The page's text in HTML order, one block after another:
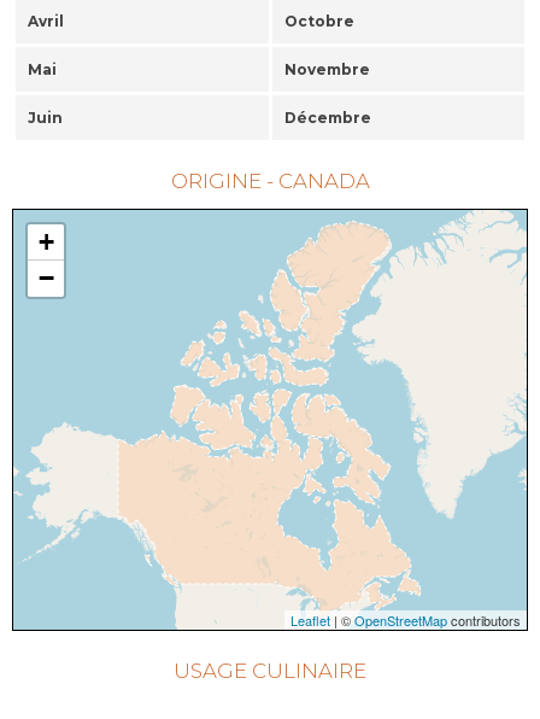
Avril Octobre
Mai Novembre
Juin Décembre
ORIGINE - CANADA
+
−
Leaflet | ©OpenStreetMapcontributors
USAGE CULINAIRE